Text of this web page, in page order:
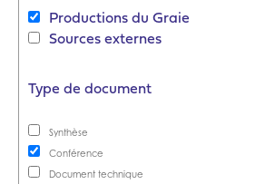
Productions du Graie
Sources externes
Type de document
Synthèse
Conférence
Document technique